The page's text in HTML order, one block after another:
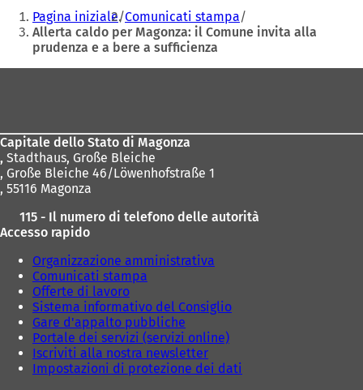
p
r
e
i
a
n
o
s
h
e
)
a
p
r
e
n
u
a
h
d
a
)
Siete
qui:
Pagina iniziale Comunicati stampa
Allerta caldo per Magonza: il Comune invita alla
prudenza e a bere a sufficienza
Capitale dello Stato di Magonza
, Stadthaus, Große Bleiche
, Große Bleiche 46/Löwenhofstraße 1
, 55116 Magonza
115 - Il numero di telefono delle autorità
Accesso rapido
Organizzazione amministrativa
Comunicati stampa
Offerte di lavoro
Sistema informativo del Consiglio
Gare d'appalto pubbliche
Portale dei servizi (servizi online)
Iscriviti alla nostra newsletter
Impostazioni di protezione dei dati